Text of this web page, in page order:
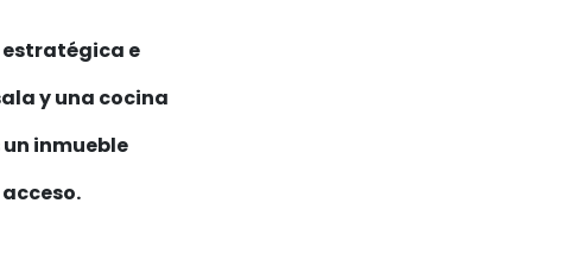
estratégica e
y una cocina
inmueble